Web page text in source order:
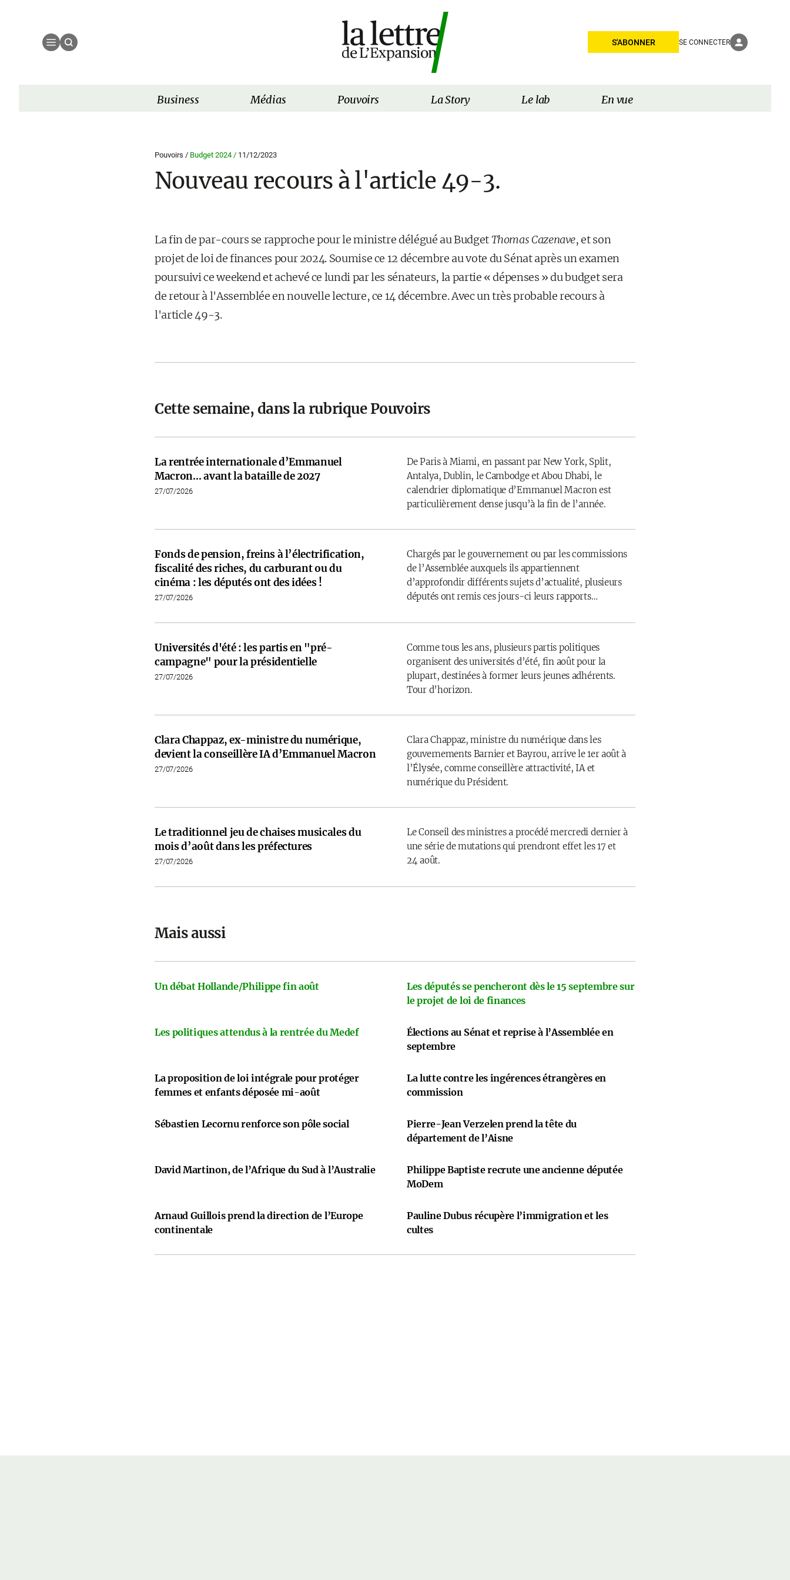
S'ABONNER SE CONNECTER
Business Médias Pouvoirs La Story Le lab En vue
Pouvoirs / Budget 2024 / 11/12/2023
Nouveau recours à l'article 49-3.
La fin de par-cours se rapproche pour le ministre délégué au BudgetThomas Cazenave, et son
projet de loi de finances pour 2024. Soumise ce 12 décembre au vote du Sénat après un examen
poursuivi ce weekend et achevé ce lundi par les sénateurs, la partie « dépenses » du budget sera
de retour à l'Assemblée en nouvelle lecture, ce 14 décembre. Avec un très probable recours à
l'article 49-3.
Cette semaine, dans la rubrique Pouvoirs
La rentrée internationale d’Emmanuel
Macron… avant la bataille de 2027
27/07/2026
De Paris à Miami, en passant par New York, Split,
Antalya, Dublin, le Cambodge et Abou Dhabi, le
calendrier diplomatique d’Emmanuel Macron est
particulièrement dense jusqu’à la fin de l’année.
Fonds de pension, freins à l’électrification,
fiscalité des riches, du carburant ou du
cinéma : les députés ont des idées !
27/07/2026
Chargés par le gouvernement ou par les commissions
de l’Assemblée auxquels ils appartiennent
d’approfondir différents sujets d’actualité, plusieurs
députés ont remis ces jours-ci leurs rapports…
Universités d'été : les partis en "pré-
campagne" pour la présidentielle
27/07/2026
Comme tous les ans, plusieurs partis politiques
organisent des universités d’été, fin août pour la
plupart, destinées à former leurs jeunes adhérents.
Tour d’horizon.
Clara Chappaz, ex-ministre du numérique,
devient la conseillère IA d’Emmanuel Macron
27/07/2026
Clara Chappaz, ministre du numérique dans les
gouvernements Barnier et Bayrou, arrive le 1er août à
l’Élysée, comme conseillère attractivité, IA et
numérique du Président.
Le traditionnel jeu de chaises musicales du
mois d’août dans les préfectures
27/07/2026
Le Conseil des ministres a procédé mercredi dernier à
une série de mutations qui prendront effet les 17 et
24 août.
Mais aussi
Un débat Hollande/Philippe fin août
Les députés se pencheront dès le 15 septembre sur
le projet de loi de finances
Les politiques attendus à la rentrée du Medef
Élections au Sénat et reprise à l’Assemblée en
septembre
La proposition de loi intégrale pour protéger
femmes et enfants déposée mi-août
La lutte contre les ingérences étrangères en
commission
Sébastien Lecornu renforce son pôle social
Pierre-Jean Verzelen prend la tête du
département de l’Aisne
David Martinon, de l’Afrique du Sud à l’Australie
Philippe Baptiste recrute une ancienne députée
MoDem
Arnaud Guillois prend la direction de l’Europe
continentale
Pauline Dubus récupère l’immigration et les
cultes